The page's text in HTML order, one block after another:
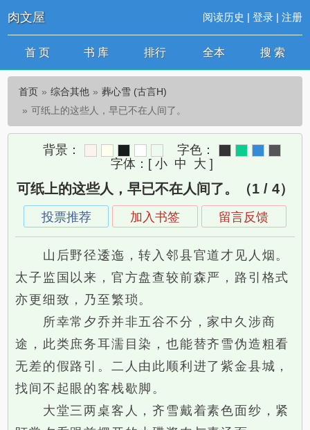
肉文屋 阅读历史 | 登录| 注册
首 页 书 库 排行 全本 搜 索
首页 综合其他
葬心雪 (古言H)
可纸上的这些人，早已不在人间了。
背景：
字色：
字体： [ 小 中 大 ]
可纸上的这些人，早已不在人间了。（1 / 4）
投票推荐 加入书签 留言反馈
山后野径逶迤，转入邻县官道才见人烟。
太子监国以来，官方盘查较前森严，路引格式
亦更细致，乃至繁琐。
所幸常夕乔并非五谷不分，家中久涉商
途，此类庶务耳濡目染，也能替齐雪伪造粗看
无差的假路引。二人由此顺利进了紫金县城，
找间不起眼的客栈歇脚。
大堂三两桌客人，齐雪戴着素色面纱，紧